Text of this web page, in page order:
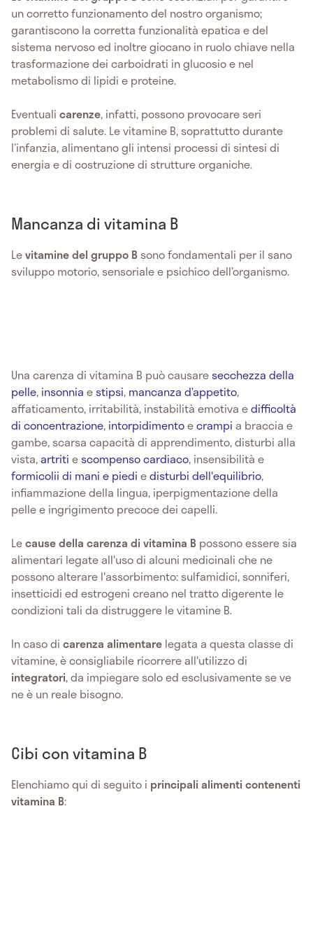
un corretto funzionamento del nostro organismo;
garantiscono la corretta funzionalità epatica e del
sistema nervoso ed inoltre giocano in ruolo chiave nella
trasformazione dei carboidrati in glucosio e nel
metabolismo di lipidi e proteine.
Eventuali carenze, infatti, possono provocare seri
problemi di salute. Le vitamine B, soprattutto durante
l’infanzia, alimentano gli intensi processi di sintesi di
energia e di costruzione di strutture organiche.
Mancanza di vitamina B
Levitamine del gruppo B sono fondamentali per il sano
sviluppo motorio, sensoriale e psichico dell’organismo.
Una carenza di vitamina B può causaresecchezza della
pelle, insonnia estipsi, mancanza d’appetito,
affaticamento, irritabilità, instabilità emotiva edifficoltà
di concentrazione, intorpidimentoecrampi a braccia e
gambe, scarsa capacità di apprendimento, disturbi alla
vista,artriti escompenso cardiaco, insensibilità e
formicolii di mani e piedi edisturbi dell'equilibrio,
infiammazione della lingua, iperpigmentazione della
pelle e ingrigimento precoce dei capelli.
Lecause della carenza di vitamina B possono essere sia
alimentari legate all'uso di alcuni medicinali che ne
possono alterare l'assorbimento: sulfamidici, sonniferi,
insetticidi ed estrogeni creano nel tratto digerente le
condizioni tali da distruggere le vitamine B.
In caso di carenza alimentare legata a questa classe di
vitamine, è consigliabile ricorrere all'utilizzo di
integratori, da impiegare solo ed esclusivamente se ve
ne è un reale bisogno.
Cibi con vitamina B
Elenchiamo qui di seguito i principali alimenti contenenti
vitamina B: